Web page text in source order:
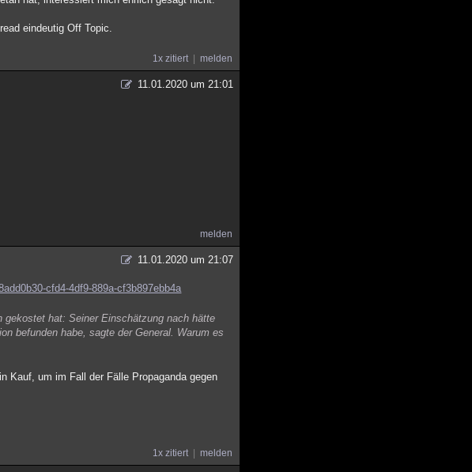
eindeutig Off Topic.
1x zitiert melden
11.01.2020 um 21:01
melden
11.01.2020 um 21:07
cfd4-4df9-889a-cf3b897ebb4a
gekostet hat: Seiner Einschätzung nach hätte
befunden habe, sagte der General. Warum es
Kauf, um im Fall der Fälle Propaganda gegen
1x zitiert melden